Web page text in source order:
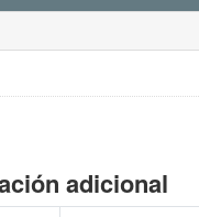
adicional